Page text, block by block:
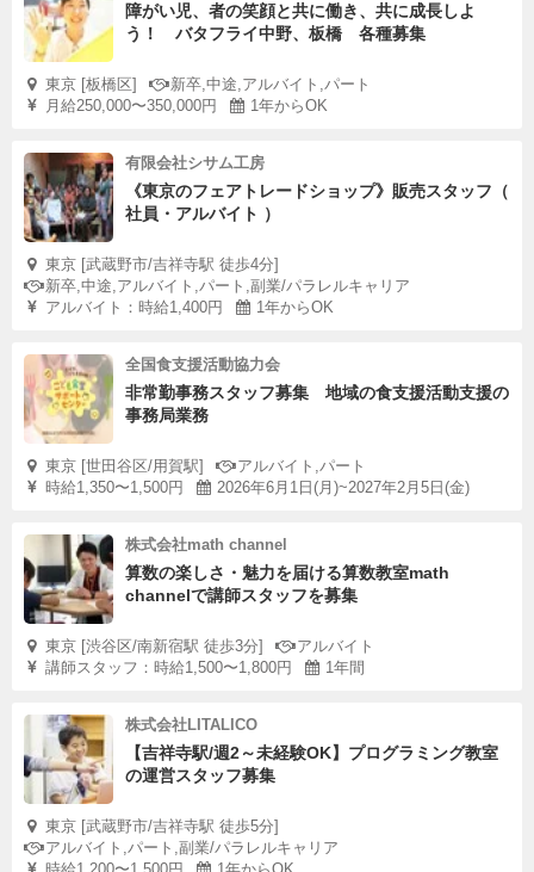
障がい児、者の笑顔と共に働き、共に成長しよ
う！ バタフライ中野、板橋 各種募集
東京 [板橋区]
新卒,中途,アルバイト,パート
月給250,000〜350,000円
1年からOK
有限会社シサム工房
《東京のフェアトレードショップ》販売スタッフ（
社員・アルバイト ）
東京 [武蔵野市/吉祥寺駅 徒歩4分]
新卒,中途,アルバイト,パート,副業/パラレルキャリア
アルバイト：時給1,400円
1年からOK
全国食支援活動協力会
非常勤事務スタッフ募集 地域の食支援活動支援の
事務局業務
東京 [世田谷区/用賀駅]
アルバイト,パート
時給1,350〜1,500円
2026年6月1日(月)~2027年2月5日(金)
株式会社math channel
算数の楽しさ・魅力を届ける算数教室math
channelで講師スタッフを募集
東京 [渋谷区/南新宿駅 徒歩3分]
アルバイト
講師スタッフ：時給1,500〜1,800円
1年間
株式会社LITALICO
【吉祥寺駅/週2～未経験OK】プログラミング教室
の運営スタッフ募集
東京 [武蔵野市/吉祥寺駅 徒歩5分]
アルバイト,パート,副業/パラレルキャリア